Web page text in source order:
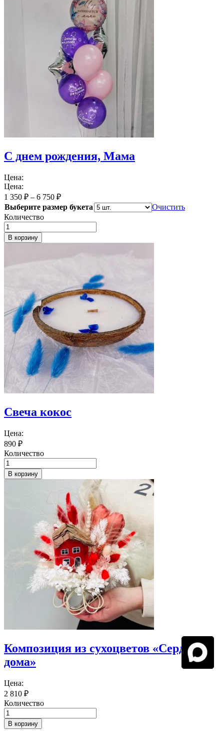
С днем рождения, Мама
Цена:
Цена:
1 350 ₽ – 6 750 ₽
Выберите размер букета
Очистить
Количество
В корзину
Свеча кокос
Цена:
890 ₽
Количество
В корзину
Композиция из сухоцветов «Сердце
дома»
Цена:
2 810 ₽
Количество
В корзину